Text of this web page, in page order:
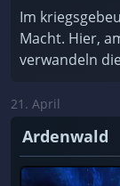
Im
Macht. Hier,
verwandeln
21. April
Ardenwald